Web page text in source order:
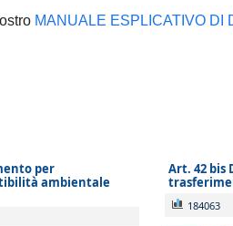
MANUALE ESPLICATIVO DI
per
ambientale
Art. 42 bis
184063
tali casistiche La
processuali
dal 1° settembre 2026.